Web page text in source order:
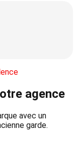
agence
avec un
garde.